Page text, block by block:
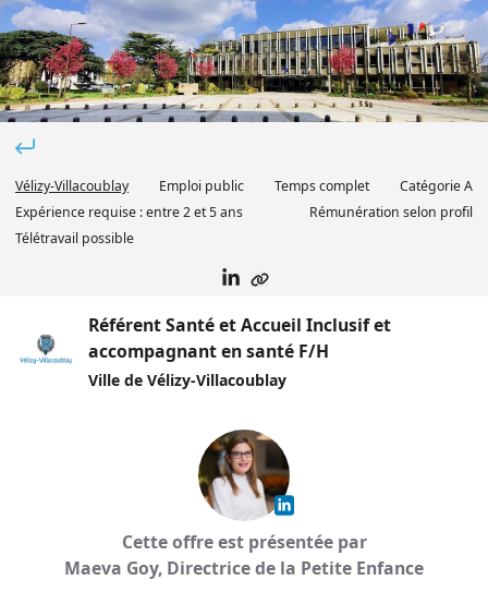
Vélizy-Villacoublay Emploi public Temps complet CatégorieA
Expérience requise :entre 2 et 5 ans
Rémunération selon profil
Télétravail possible
Référent Santé et Accueil Inclusif et
accompagnant en santé F/H
Ville de Vélizy-Villacoublay
Cette offre est présentée par
Maeva Goy, Directrice de la Petite Enfance